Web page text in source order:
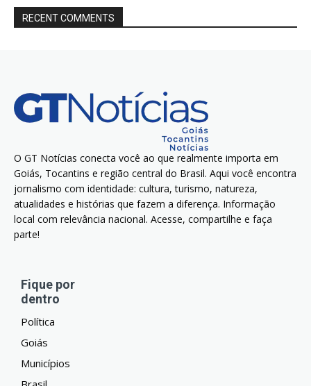
RECENT COMMENTS
O GT Notícias conecta você ao que realmente importa em
Goiás, Tocantins e região central do Brasil. Aqui você encontra
jornalismo com identidade: cultura, turismo, natureza,
atualidades e histórias que fazem a diferença. Informação
local com relevância nacional. Acesse, compartilhe e faça
parte!
Fique por
dentro
Política
Goiás
Municípios